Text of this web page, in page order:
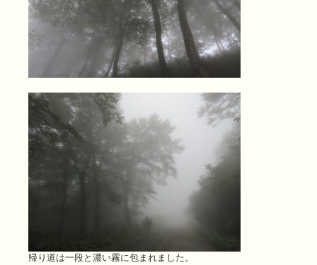
帰り道は一段と濃い霧に包まれました。